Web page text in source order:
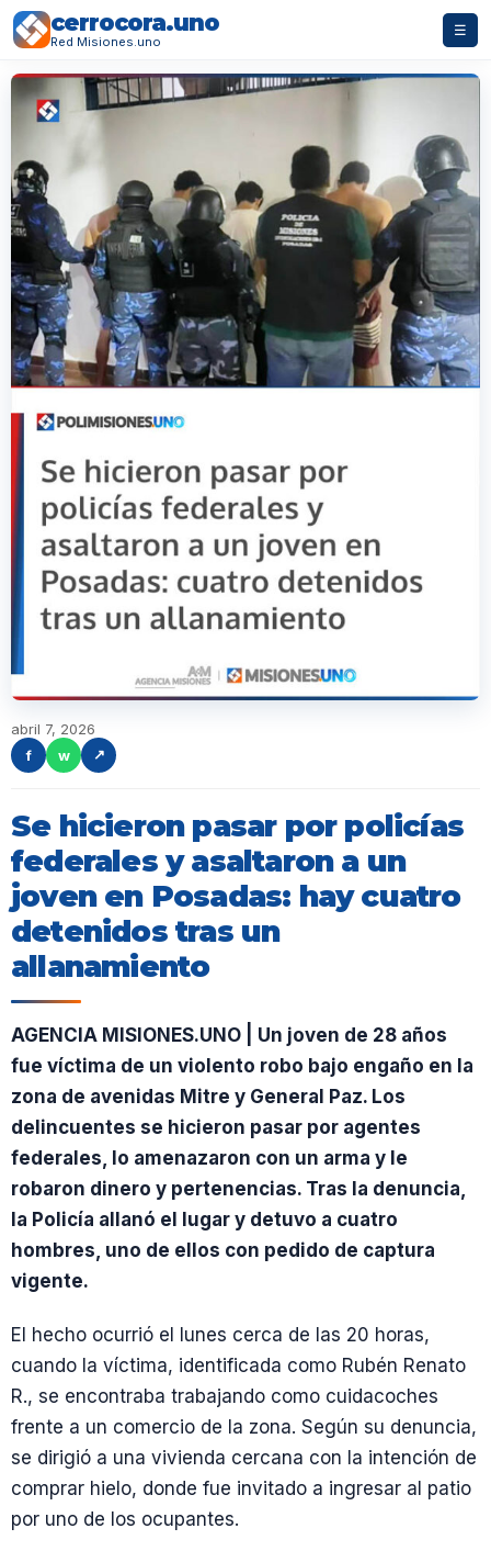
cerrocora.uno
Red Misiones.uno
☰
abril 7, 2026
f
w ↗
Se hicieron pasar por policías
federales y asaltaron a un
joven en Posadas: hay cuatro
detenidos tras un
allanamiento
AGENCIA MISIONES.UNO | Un joven de 28 años
fue víctima de un violento robo bajo engaño en la
zona de avenidas Mitre y General Paz. Los
delincuentes se hicieron pasar por agentes
federales, lo amenazaron con un arma y le
robaron dinero y pertenencias. Tras la denuncia,
la Policía allanó el lugar y detuvo a cuatro
hombres, uno de ellos con pedido de captura
vigente.
El hecho ocurrió el lunes cerca de las 20 horas,
cuando la víctima, identificada como Rubén Renato
R., se encontraba trabajando como cuidacoches
frente a un comercio de la zona. Según su denuncia,
se dirigió a una vivienda cercana con la intención de
comprar hielo, donde fue invitado a ingresar al patio
por uno de los ocupantes.